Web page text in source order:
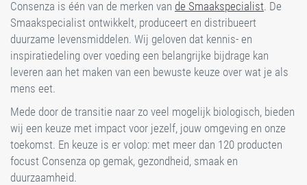
Consenza is één van de merken van de Smaakspecialist. De
Smaakspecialist ontwikkelt, produceert en distribueert
duurzame levensmiddelen. Wij geloven dat kennis- en
inspiratiedeling over voeding een belangrijke bijdrage kan
leveren aan het maken van een bewuste keuze over wat je als
mens eet.
Mede door de transitie naar zo veel mogelijk biologisch, bieden
wij een keuze met impact voor jezelf, jouw omgeving en onze
toekomst. En keuze is er volop: met meer dan 120 producten
focust Consenza op gemak, gezondheid, smaak en
duurzaamheid.